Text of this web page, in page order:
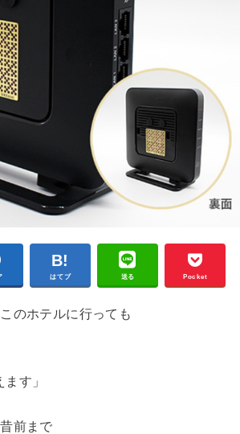
はてブ 送る Pocket
のホテルに行っても
す」
前まで